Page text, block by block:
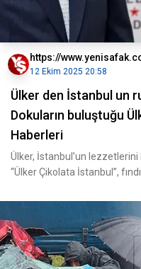
https://
12 Ekim 2025 20:58
Ülker den İstanbul un
Dokuların buluştuğu
Haberleri
Ülker, İstanbul’un
“Ülker Çikolata İstanbul”,